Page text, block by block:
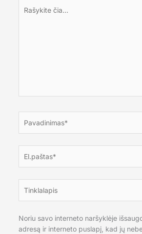
čia...
Noriu savo interneto naršyklėje
adresą ir interneto puslapį, kad jų